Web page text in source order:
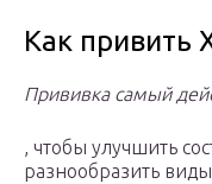
Как привить
Прививка самый
, чтобы улучшить
разнообразить